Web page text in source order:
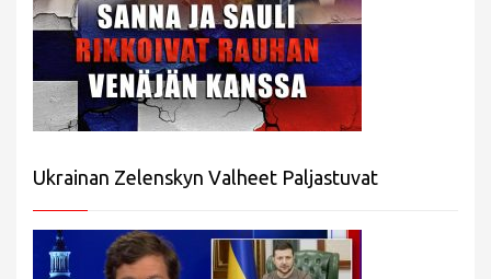
Ukrainan Zelenskyn Valheet Paljastuvat